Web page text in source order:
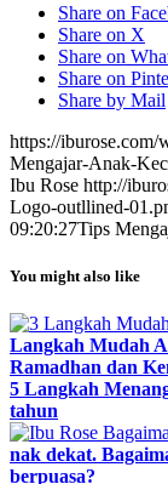
Share on
Share on X
Share on
Share on
Share by Mail
https://iburose.com/
Mengajar-Anak-
Ibu Rose http://
Logo-outllined-
09:20:27Tips
You might also like
Langkah Mudah
Ramadhan dan
5 Langkah
tahun
nak dekat.
berpuasa?